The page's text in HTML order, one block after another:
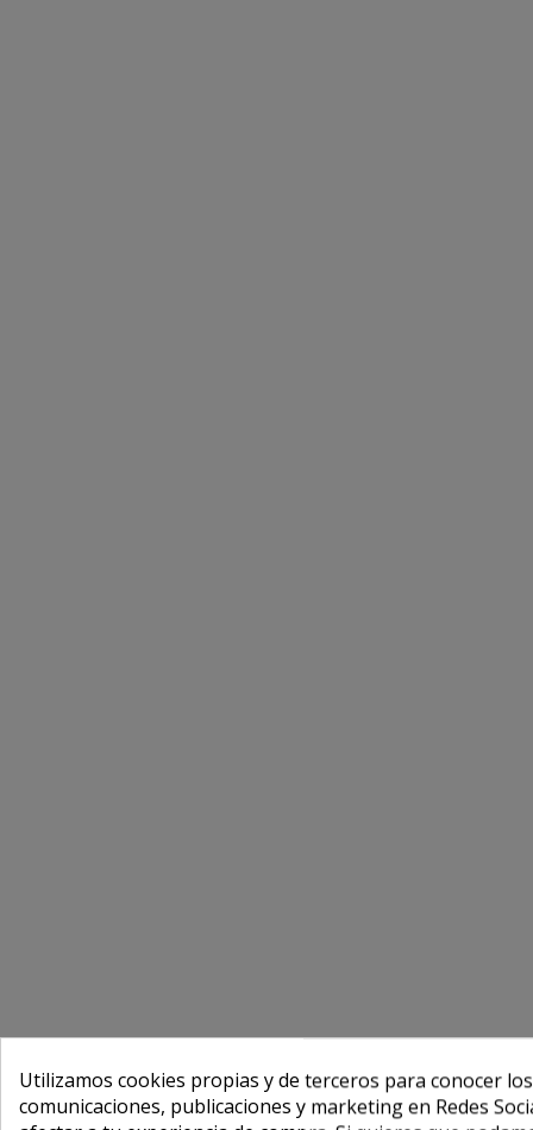
Utilizamos cookies propias y de terceros para conocer
comunicaciones, publicaciones y marketing en Redes